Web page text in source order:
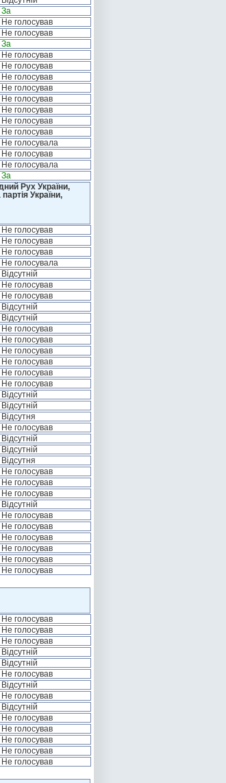
За
Не голосував
Не голосував
За
Не голосував
Не голосував
Не голосував
Не голосував
Не голосував
Не голосував
Не голосував
Не голосував
Не голосувала
Не голосував
Не голосувала
За
Рух України,
України,
Не голосував
Не голосував
Не голосував
Не голосувала
Відсутній
Не голосував
Не голосував
Відсутній
Відсутній
Не голосував
Не голосував
Не голосував
Не голосував
Не голосував
Не голосував
Відсутній
Відсутній
Відсутня
Не голосував
Відсутній
Відсутній
Відсутня
Не голосував
Не голосував
Не голосував
Відсутній
Не голосував
Не голосував
Не голосував
Не голосував
Не голосував
Не голосував
Не голосував
Не голосував
Не голосував
Відсутній
Відсутній
Не голосував
Відсутній
Не голосував
Відсутній
Не голосував
Не голосував
Не голосував
Не голосував
Не голосував